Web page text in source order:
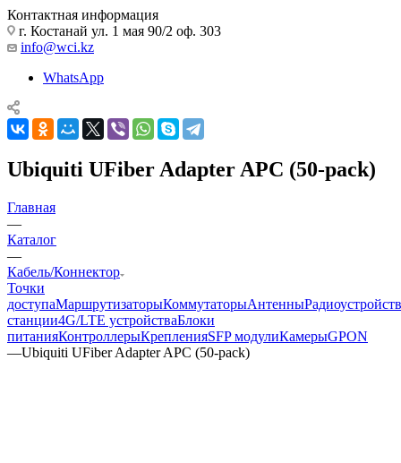
Контактная информация
г. Костанай ул. 1 мая 90/2 оф. 303
info@wci.kz
WhatsApp
Ubiquiti UFiber Adapter APC (50-pack)
Главная
—
Каталог
—
Кабель/Коннектор
Точки
доступаМаршрутизаторыКоммутаторыАнтенны
станции4G/LTE устройстваБлоки
питанияКонтроллерыКрепленияSFP модулиКамерыGPON
—Ubiquiti UFiber Adapter APC (50-pack)